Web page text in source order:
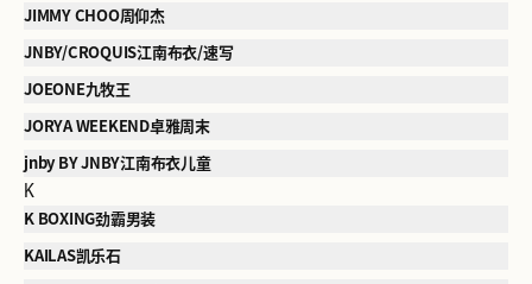
JIMMY CHOO周仰杰
JNBY/CROQUIS江南布衣/速写
JOEONE九牧王
JORYA WEEKEND卓雅周末
jnby BY JNBY江南布衣儿童
K
K BOXING劲霸男装
KAILAS凯乐石